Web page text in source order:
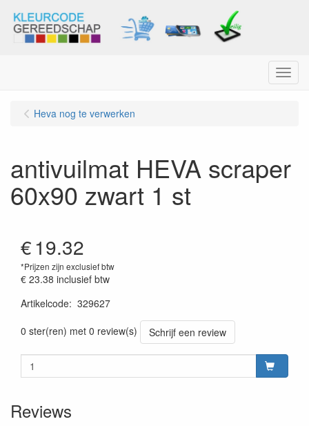
Menu
Heva nog te verwerken
antivuilmat HEVA scraper
60x90 zwart 1 st
€19.32
*Prijzen zijn exclusief btw
€ 23.38 inclusief btw
Artikelcode: 329627
0 ster(ren) met 0 review(s)
Schrijf een review
Reviews